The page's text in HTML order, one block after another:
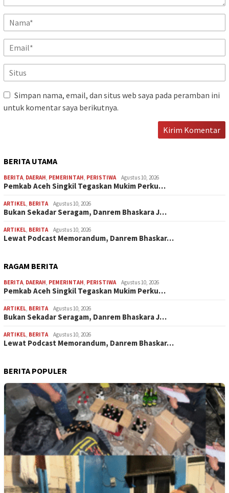
Simpan nama, email, dan situs web saya pada peramban ini
untuk komentar saya berikutnya.
BERITA UTAMA
BERITA, DAERAH, PEMERINTAH, PERISTIWA Agustus 10, 2026
Pemkab Aceh Singkil Tegaskan Mukim Perku…
ARTIKEL, BERITA Agustus 10, 2026
Bukan Sekadar Seragam, Danrem Bhaskara J…
ARTIKEL, BERITA Agustus 10, 2026
Lewat Podcast Memorandum, Danrem Bhaskar…
RAGAM BERITA
BERITA, DAERAH, PEMERINTAH, PERISTIWA Agustus 10, 2026
Pemkab Aceh Singkil Tegaskan Mukim Perku…
ARTIKEL, BERITA Agustus 10, 2026
Bukan Sekadar Seragam, Danrem Bhaskara J…
ARTIKEL, BERITA Agustus 10, 2026
Lewat Podcast Memorandum, Danrem Bhaskar…
BERITA POPULER